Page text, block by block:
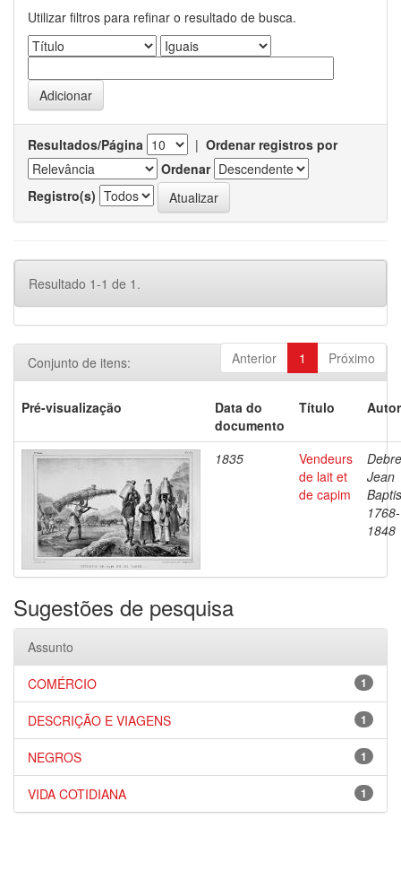
Utilizar filtros para refinar o resultado de busca.
Resultados/Página | Ordenar registros por
Ordenar
Registro(s)
Resultado 1-1 de 1.
Anterior 1 Próximo
Conjunto de itens:
Pré-visualização
Data do
documento
Título
1835
Vendeurs
de lait et
de capim
Jean
1768-
1848
Sugestões de pesquisa
Assunto
1
COMÉRCIO
1
DESCRIÇÃO E VIAGENS
1
NEGROS
1
VIDA COTIDIANA